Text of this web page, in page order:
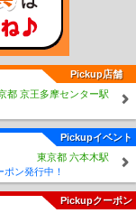
Pickup店舗
都 京王多摩センター駅
Pickupイベント
東京都 六本木駅
ン発行中！
Pickupクーポン